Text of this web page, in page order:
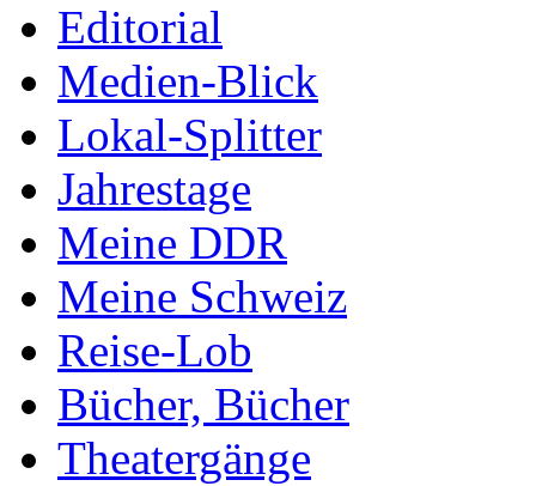
Editorial
Medien-Blick
Lokal-Splitter
Jahrestage
Meine DDR
Meine Schweiz
Reise-Lob
Bücher, Bücher
Theatergänge